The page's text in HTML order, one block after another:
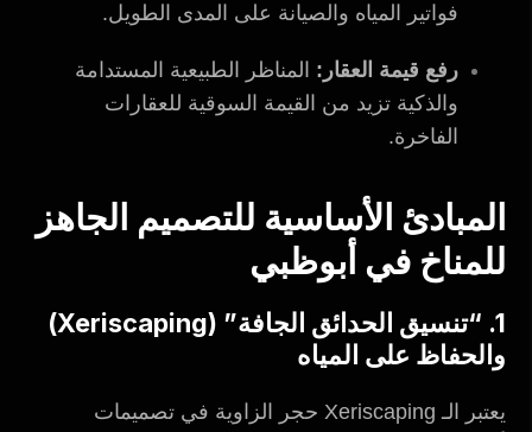
فواتير المياه والصيانة على المدى الطويل.
رفع قيمة العقار: المناظر الطبيعية المستدامة
والذكية تزيد من القيمة السوقية للعقارات
الفاخرة.
المبادئ الأساسية للتصميم الجاهز
للمناخ في أبوظبي
1. “تنسيق الحدائق الجافة” (Xeriscaping)
والحفاظ على المياه
يعتبر الـ Xeriscaping حجر الزاوية في تصميمات